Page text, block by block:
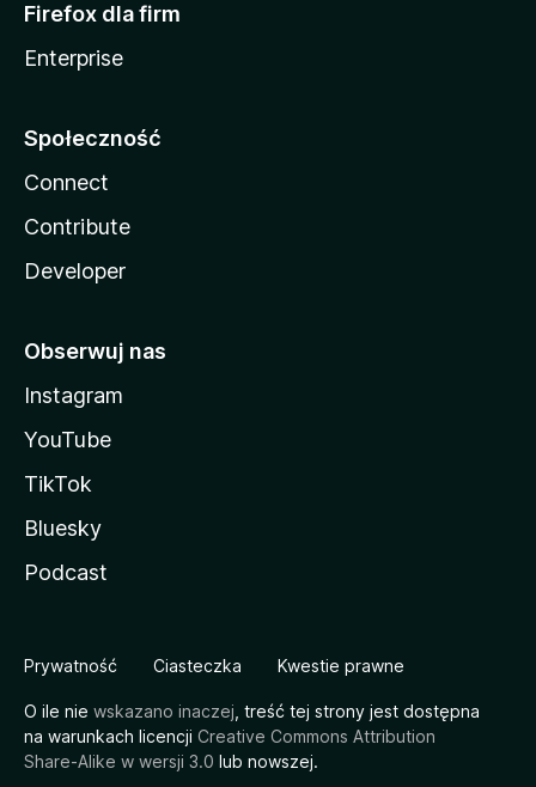
Firefox dla firm
Enterprise
Społeczność
Connect
Contribute
Developer
Obserwuj nas
Instagram
YouTube
TikTok
Bluesky
Podcast
Prywatność Ciasteczka Kwestie prawne
O ile nie wskazano inaczej , treść tej strony jest dostępna
na warunkach licencji Creative Commons Attribution
Share-Alike w wersji 3.0 lub nowszej.